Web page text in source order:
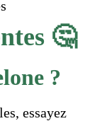
🤔
?
essayez